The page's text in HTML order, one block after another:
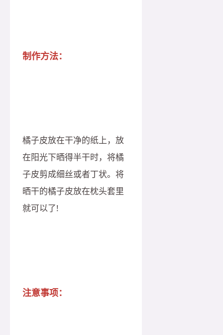
制作方法：
橘子皮放在干净的纸上，放
在阳光下晒得半干时，将橘
子皮剪成细丝或者丁状。将
晒干的橘子皮放在枕头套里
就可以了!
注意事项：